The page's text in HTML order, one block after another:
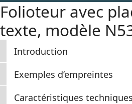
Folioteur avec
texte, modèle
Introduction
Exemples d’empreintes
Caractéristiques techniques